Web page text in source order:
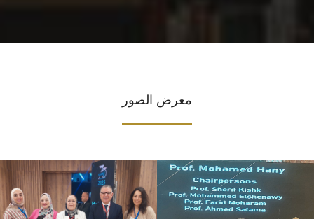
معرض الصور